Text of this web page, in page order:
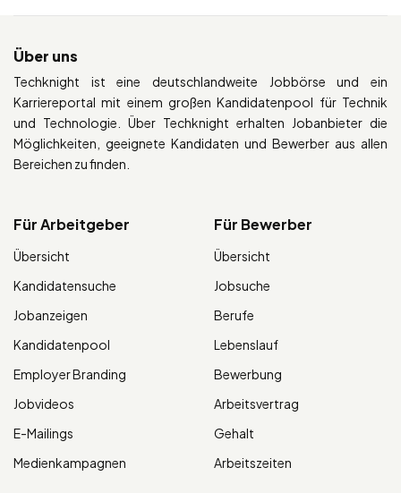
Über uns
Techknight ist eine deutschlandweite Jobbörse und ein
Karriereportal mit einem großen Kandidatenpool für Technik
und Technologie. Über Techknight erhalten Jobanbieter die
Möglichkeiten, geeignete Kandidaten und Bewerber aus allen
Bereichen zu finden.
Für Arbeitgeber
Übersicht
Kandidatensuche
Jobanzeigen
Kandidatenpool
Employer Branding
Jobvideos
E-Mailings
Medienkampagnen
Für Bewerber
Übersicht
Jobsuche
Berufe
Lebenslauf
Bewerbung
Arbeitsvertrag
Gehalt
Arbeitszeiten